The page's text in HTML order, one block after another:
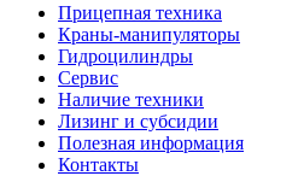
Прицепная техника
Краны-манипуляторы
Гидроцилиндры
Сервис
Наличие техники
Лизинг и субсидии
Полезная информация
Контакты